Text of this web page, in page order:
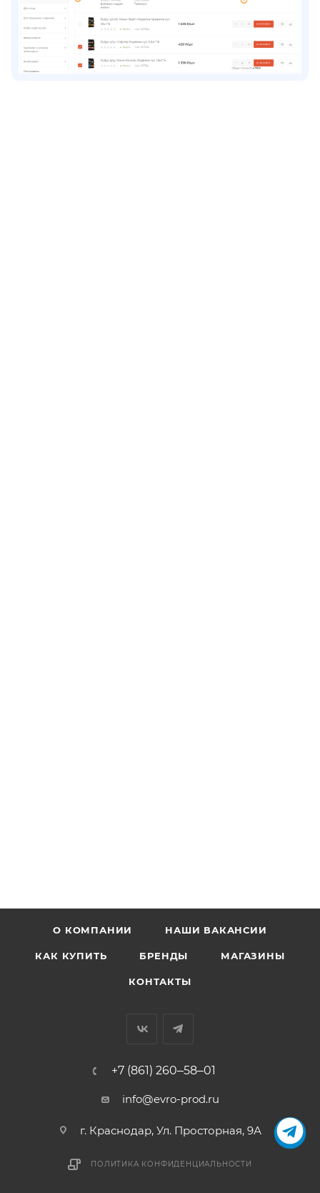
О КОМПАНИИ НАШИ ВАКАНСИИ
КАК КУПИТЬ БРЕНДЫ МАГАЗИНЫ
КОНТАКТЫ
+7 (861) 260‒58‒01
info@evro-prod.ru
г. Краснодар, ​Ул. Просторная, 9А
ПОЛИТИКА КОНФИДЕНЦИАЛЬНОСТИ